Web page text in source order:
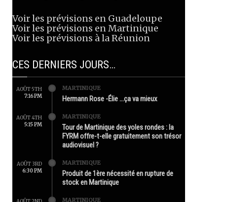
Voir les prévisions en Guadeloupe
Voir les prévisions en Martinique
Voir les prévisions à la Réunion
CES DERNIERS JOURS…
AOÛT 5TH
7:16 PM
MARTINIQUE
Hermann Rose -Élie …ça va mieux
AOÛT 4TH
5:15 PM
MARTINIQUE
Tour de Martinique des yoles rondes : la
FYRM offre-t-elle gratuitement son trésor
audiovisuel ?
AOÛT 3RD
6:30 PM
MARTINIQUE
Produit de 1ère nécessité en rupture de
stock en Martinique
MARTINIQUE